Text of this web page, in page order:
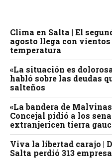
Clima en Salta | El
agosto llega con
temperatura
«La situación es
habló sobre las deudas
salteños
«La bandera de
Concejal pidió a los
extranjericen tierra
Viva la libertad carajo |
Salta perdió 313